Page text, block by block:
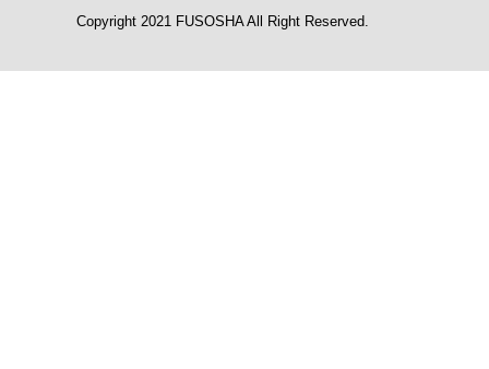
Copyright 2021 FUSOSHA All Right Reserved.